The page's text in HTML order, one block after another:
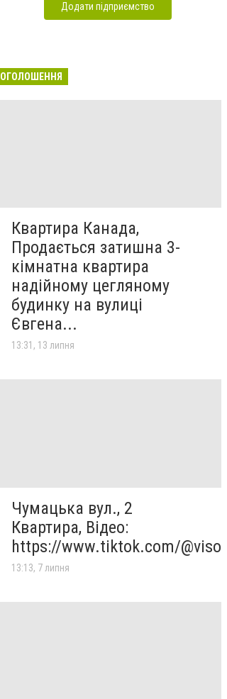
Додати підприємство
ОГОЛОШЕННЯ
Квартира Канада,
Продається затишна 3-
кімнатна квартира
надійному цегляному
будинку на вулиці
Євгена...
13:31, 13 липня
Чумацька вул., 2
Квартира, Відео:
https://www.tiktok.com/
13:13, 7 липня